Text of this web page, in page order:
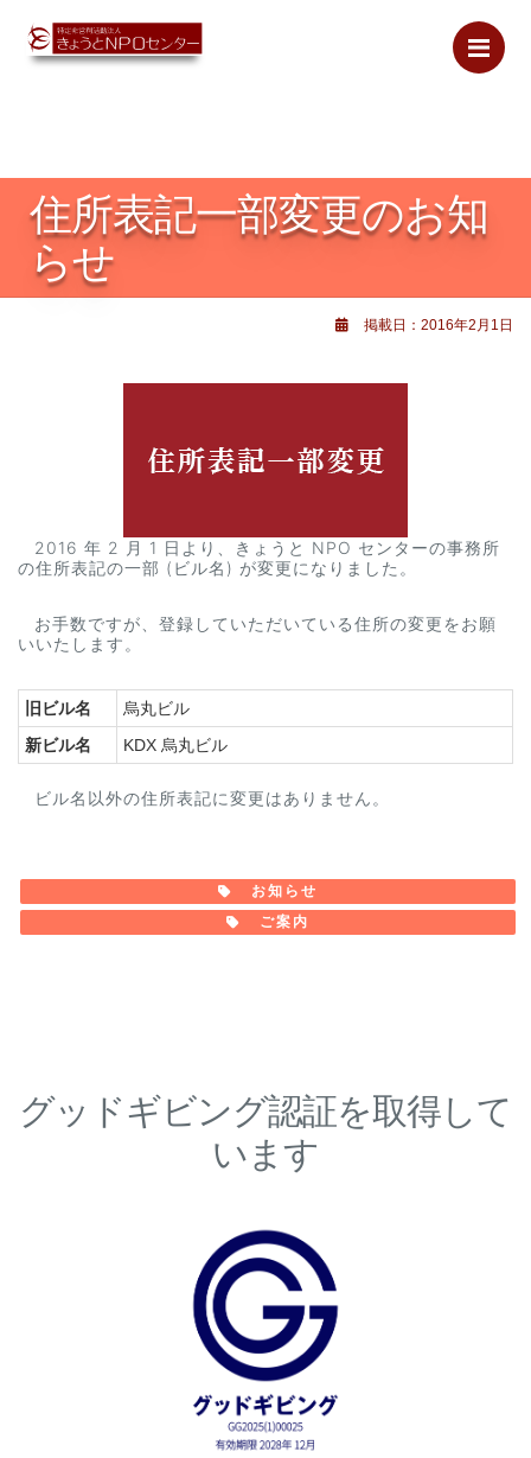
住所表記一部変更のお知
らせ
掲載日：2016年2月1日
2016 年 2 月 1 日より、きょうと NPO センターの事務所
の住所表記の一部 (ビル名) が変更になりました。
お手数ですが、登録していただいている住所の変更をお願
いいたします。
旧ビル名
烏丸ビル
新ビル名
KDX 烏丸ビル
ビル名以外の住所表記に変更はありません。
お知らせ
ご案内
グッドギビング認証を取得して
います